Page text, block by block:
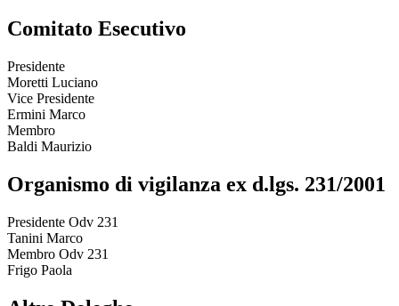
Comitato Esecutivo
Presidente
Moretti Luciano
Vice Presidente
Ermini Marco
Membro
Baldi Maurizio
Organismo di vigilanza ex d.lgs. 231/2001
Presidente Odv 231
Tanini Marco
Membro Odv 231
Frigo Paola